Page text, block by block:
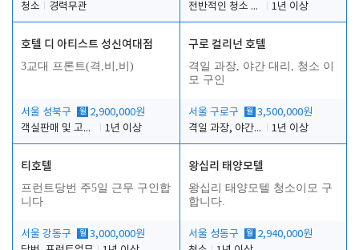
청소
경력무관
전반적인 청소 업무(객실청소.객실정리)
1년 이상
호텔 디 아티스트 성신여대점
3교대 프론트(격,비,비)
서울 성북구 월 2,900,000원
객실판매 및 고객응대
1년 이상
구로 컬리넌 호텔
격일 과장, 야간 대리, 청소 이
모 구인
서울 구로구 월 3,500,000원
격일 과장, 야간 대리, 청소 이모
1년 이상
티호텔
프런트당번 주5일 근무 구인합
니다
서울 강동구 월 3,000,000원
왕십리 태양모텔
왕십리 태양모텔 청소이모 구
합니다.
서울 성동구 월 2,940,000원